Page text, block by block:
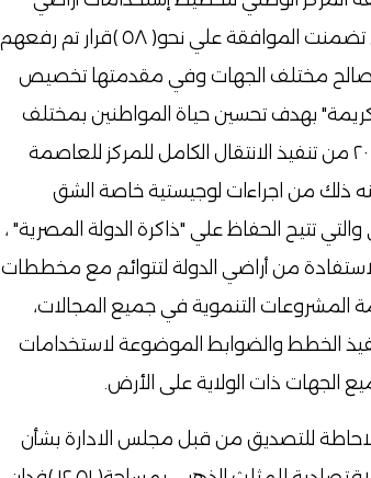
الدولة من انجازات علي مدار العام المنصرم والتي تضمنت الموافقة علي نحو( ٥٨ )قرار تم رفعهم
لصالح مختلف الجهات وفي مقدمتها تخصيص
كريمة" بهدف تحسين حياة المواطنين بمختلف
المحافظات ، وأشار سيادته الي ما شهده عام ٢٣ ٢٠ من تنفيذ الانتقال الكامل للمركز للعاصمة
ذلك من اجراءات لوجيستية خاصة الشق
تتيح الحفاظ علي "ذاكرة الدولة المصرية" ،
الاستفادة من أراضي الدولة لتتوائم مع مخططات
المشروعات التنموية في جميع المجالات،
الخطط والضوابط الموضوعة لاستخدامات
الجهات ذات الولاية على الأرض.
للتصديق من قبل مجلس الادارة بشأن